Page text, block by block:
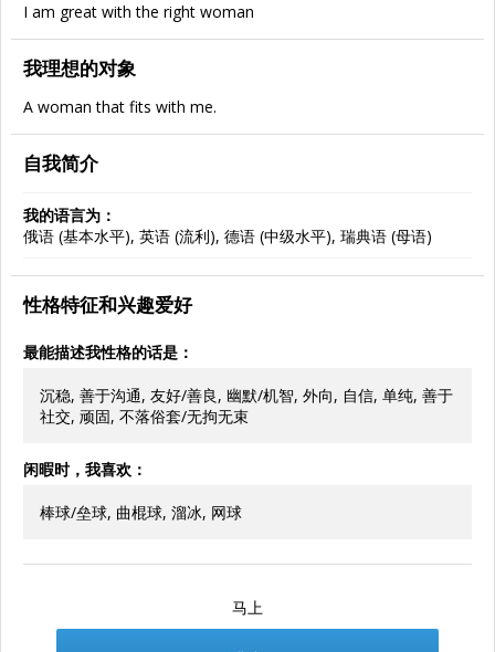
I am great with the right woman
我理想的对象
A woman that fits with me.
自我简介
我的语言为：
俄语 (基本水平), 英语 (流利), 德语 (中级水平), 瑞典语 (母语)
性格特征和兴趣爱好
最能描述我性格的话是：
沉稳, 善于沟通, 友好/善良, 幽默/机智, 外向, 自信, 单纯, 善于
社交, 顽固, 不落俗套/无拘无束
闲暇时，我喜欢：
棒球/垒球, 曲棍球, 溜冰, 网球
马上